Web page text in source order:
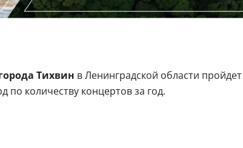
Тихвин в Ленинградской области пройдет
по количеству концертов за год.